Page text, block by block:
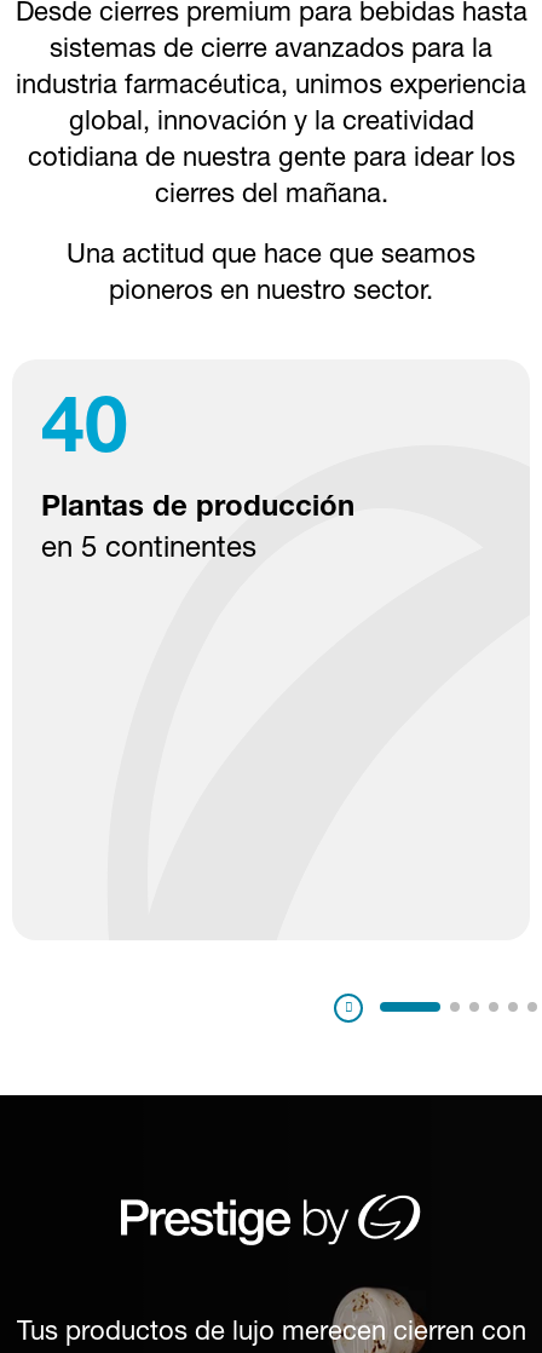
Desde cierres premium para bebidas hasta
sistemas de cierre avanzados para la
industria farmacéutica, unimos experiencia
global, innovación y la creatividad
cotidiana de nuestra gente para idear los
cierres del mañana.
Una actitud que hace que seamos
pioneros en nuestro sector.
40
Plantas de producción
en 5 continentes
Pausa
Tus productos de lujo merecen cierren con